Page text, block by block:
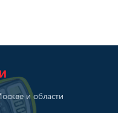
и области